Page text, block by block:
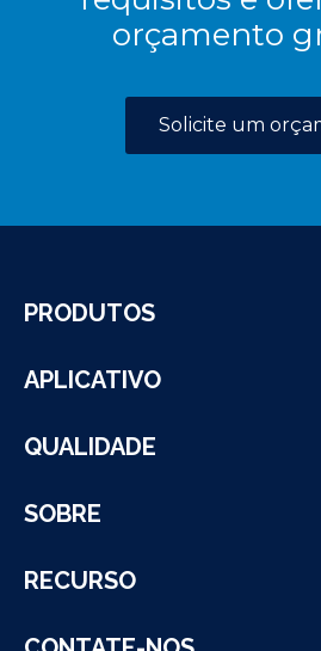
orçamento
Solicite um
PRODUTOS
APLICATIVO
QUALIDADE
SOBRE
RECURSO